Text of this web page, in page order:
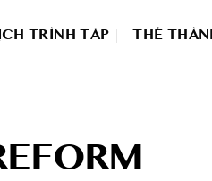
TRÌNH TÂP THẺ